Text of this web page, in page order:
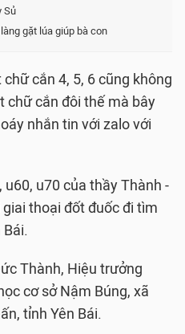
Sủ
gặt lúa giúp bà con
cắn 4, 5, 6 cũng không
chữ cắn đôi thế mà bây
nhắn tin với zalo với
u70 của thầy Thành -
thoại đốt đuốc đi tìm
Bái.
Thành, Hiệu trưởng
cơ sở Nậm Búng, xã
tỉnh Yên Bái.